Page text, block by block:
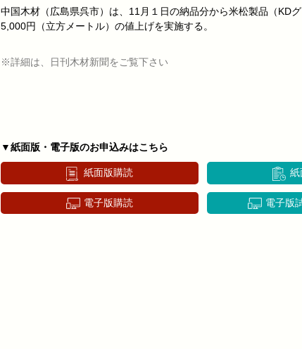
中国木材（広島県呉市）は、11月１日の納品分から米松製品（KD
5,000円（立方メートル）の値上げを実施する。
※詳細は、日刊木材新聞をご覧下さい
▼紙面版・電子版のお申込みはこちら
紙面版購読 紙
電子版購読 電子版